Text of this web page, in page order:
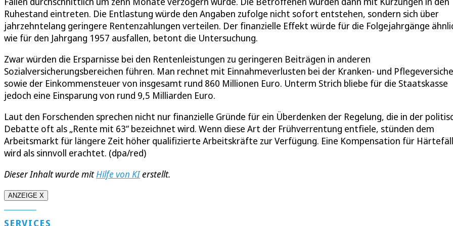
Ruhestand eintreten. Die Entlastung würde den Angaben zufolge nicht sofort entstehen, sondern sich über
jahrzehntelang geringere Rentenzahlungen verteilen. Der finanzielle Effekt würde für die Folgejahrgänge
wie für den Jahrgang 1957 ausfallen, betont die Untersuchung.
Zwar würden die Ersparnisse bei den Rentenleistungen zu geringeren Beiträgen in anderen
Sozialversicherungsbereichen führen. Man rechnet mit Einnahmeverlusten bei der Kranken- und
sowie der Einkommensteuer von insgesamt rund 860 Millionen Euro. Unterm Strich bliebe für die Staatskasse
jedoch eine Einsparung von rund 9,5 Milliarden Euro.
Laut den Forschenden sprechen nicht nur finanzielle Gründe für ein Überdenken der Regelung, die in der
Debatte oft als „Rente mit 63“ bezeichnet wird. Wenn diese Art der Frühverrentung entfiele, stünden dem
Arbeitsmarkt für längere Zeit höher qualifizierte Arbeitskräfte zur Verfügung. Eine Kompensation für
wird als sinnvoll erachtet. (dpa/red)
Dieser Inhalt wurde mitHilfe von KIerstellt.
ANZEIGE X
SERVICES